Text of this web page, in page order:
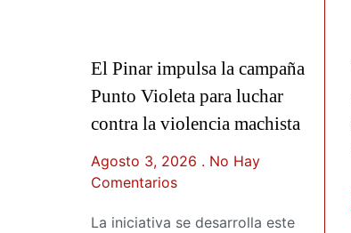
El Pinar impulsa la campaña
Punto Violeta para luchar
contra la violencia machista
Agosto 3, 2026
No Hay
Comentarios
La iniciativa se desarrolla este